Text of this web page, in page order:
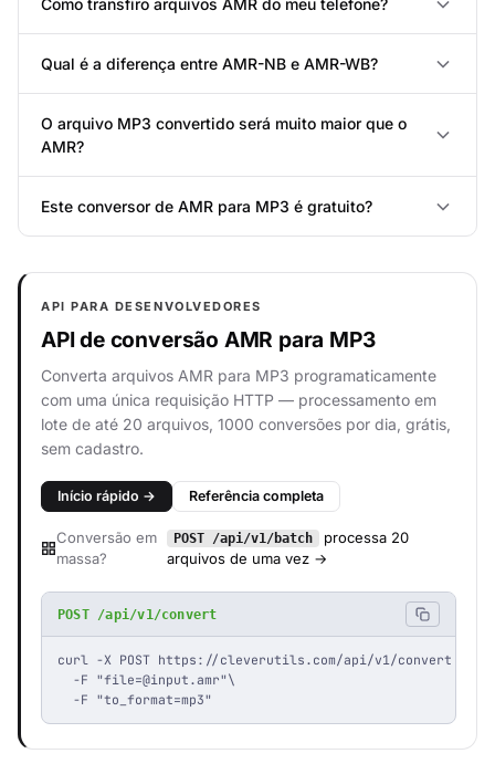
Como transfiro arquivos AMR do meu telefone?
Qual é a diferença entre AMR-NB e AMR-WB?
O arquivo MP3 convertido será muito maior que o
AMR?
Este conversor de AMR para MP3 é gratuito?
API PARA DESENVOLVEDORES
API de conversão AMR para MP3
Converta arquivos AMR para MP3 programaticamente
com uma única requisição HTTP — processamento em
lote de até 20 arquivos, 1000 conversões por dia, grátis,
sem cadastro.
Início rápido → Referência completa
Conversão em
massa?
POST /api/v1/batch
processa 20
arquivos de uma vez →
POST /api/v1/convert
curl -X POST https://cleverutils.com/api/v1/convert \
  -F "
file=@input.amr"\
  -F "to_format=mp3"